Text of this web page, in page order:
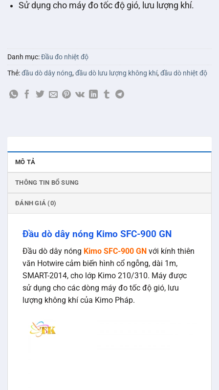
Sử dụng cho máy đo tốc độ gió, lưu lượng khí.
Danh mục:Đầu đo nhiệt độ
Thẻ:đầu dò dây nóng,đầu dò lưu lượng không khí,đầu dò nhiệt độ
MÔ TẢ
THÔNG TIN BỔ SUNG
ĐÁNH GIÁ (0)
Đầu dò dây nóng Kimo SFC-900 GN
Đầu dò dây nóng Kimo SFC-900 GN với kính thiên
văn Hotwire cảm biến hình cổ ngỗng, dài 1m,
SMART-2014, cho lớp Kimo 210/310. Máy được
sử dụng cho các dòng máy đo tốc độ gió, lưu
lượng không khí của Kimo Pháp.